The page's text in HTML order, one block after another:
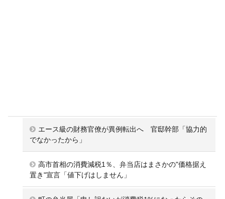
エース級の財務官僚が異例転出へ 官邸幹部「協力的
でなかったから」
高市首相の消費減税1％、弁当店はまさかの"価格据え
置き"宣言「値下げはしません」